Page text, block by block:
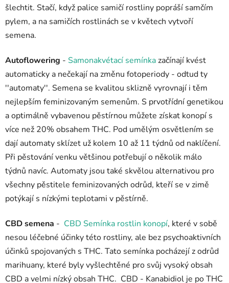
šlechtit. Stačí, když palice samičí rostliny popráší samčím
pylem, a na samičích rostlinách se v květech vytvoří
semena.
Autoflowering - Samonakvétací semínkazačínají kvést
automaticky a nečekají na změnu fotoperiody - odtud ty
''automaty''. Semena se kvalitou sklizně vyrovnají i těm
nejlepším feminizovaným semenům. S prvotřídní genetikou
a optimálně vybavenou pěstírnou můžete získat konopí s
více než 20% obsahem THC. Pod umělým osvětlením se
dají automaty sklízet už kolem 10 až 11 týdnů od naklíčení.
Při pěstování venku většinou potřebují o několik málo
týdnů navíc. Automaty jsou také skvělou alternativou pro
všechny pěstitele feminizovaných odrůd, kteří se v zimě
potýkají s nízkými teplotami v pěstírně.
CBD semena - CBD Semínka rostlin konopí, které v sobě
nesou léčebné účinky této rostliny, ale bez psychoaktivních
účinků spojovaných s THC. Tato semínka pocházejí z odrůd
marihuany, které byly vyšlechtěné pro svůj vysoký obsah
CBD a velmi nízký obsah THC. CBD - Kanabidiol je po THC